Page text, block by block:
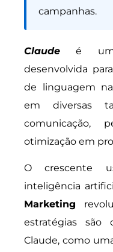
campanhas.
Claude é uma
desenvolvida
de linguagem
em diversas
comunicação,
otimização em
O crescente
inteligência
Marketing
estratégias são
Claude, como